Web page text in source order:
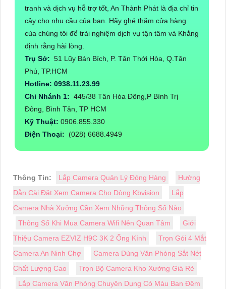
tranh và dịch vụ hỗ trợ tốt, An Thành Phát là địa chỉ tin
cậy cho nhu cầu của bạn. Hãy ghé thăm cửa hàng
của chúng tôi để trải nghiệm dịch vụ tận tâm và Khẳng
định rằng hài lòng.
Trụ Sở: 51 Lũy Bán Bích, P. Tân Thới Hòa, Q.Tân
Phú, TP.HCM
Hotline: 0938.11.23.99
Chi Nhánh 1: 445/38 Tân Hòa Đông,P Bình Trị
Đông, Bình Tân, TP HCM
Kỹ Thuật: 0906.855.330
Điện Thoại: (028) 6688.4949
Thông Tin: Lắp Camera Quản Lý Đóng Hàng
Hường
Dẫn Cài Đặt Xem Camera Cho Dòng Kbvision
Lắp
Camera Nhà Xưởng Cần Xem Những Thông Số Nào
Thông Số Khi Mua Camera Wifi Nên Quan Tâm
Giới
Thiệu Camera EZVIZ H9C 3K 2 Ống Kính
Trọn Gói 4 Mắt
Camera An Ninh Chợ
Camera Dùng Văn Phòng Sắt Nét
Chất Lượng Cao
Trọn Bộ Camera Kho Xưởng Giá Rẻ
Lắp Camera Văn Phòng Chuyên Dụng Có Màu Ban Đêm